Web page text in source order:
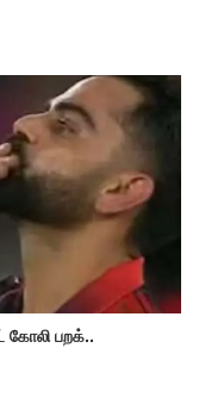
கோலி பறக்..